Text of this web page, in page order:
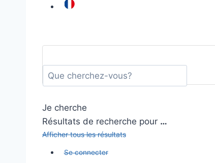
Je cherche
Résultats de recherche pour …
Afficher tous les résultats
Se connecter